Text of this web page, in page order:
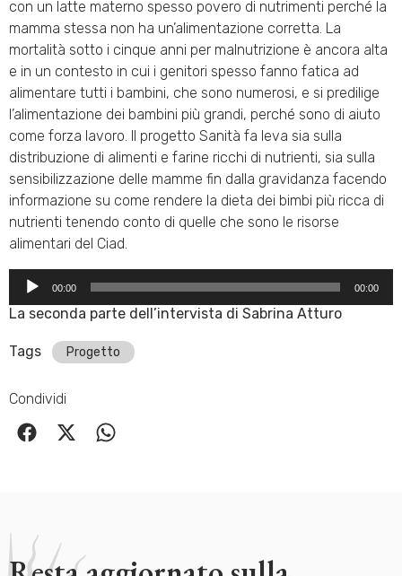
con un latte materno spesso povero di nutrimenti perché la
mamma stessa non ha un’alimentazione corretta. La
mortalità sotto i cinque anni per malnutrizione è ancora alta
e in un contesto in cui i genitori spesso fanno fatica ad
alimentare tutti i bambini, che sono numerosi, e si predilige
l’alimentazione dei bambini più grandi, perché sono di aiuto
come forza lavoro. Il progetto Sanità fa leva sia sulla
distribuzione di alimenti e farine ricchi di nutrienti, sia sulla
sensibilizzazione delle mamme fin dalla gravidanza facendo
informazione su come rendere la dieta dei bimbi più ricca di
nutrienti tenendo conto di quelle che sono le risorse
alimentari del Ciad.
Audio
Player
00:00 00:00
La seconda parte dell’intervista di Sabrina Atturo
Tags Progetto
Condividi